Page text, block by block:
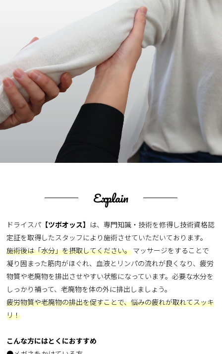
Explain
ドライスパ 【ツボオッス】 は、専門知識・技術を修得し技術資格認
定証を取得したスタッフにより施術させていただいております。
施術後は「水分」を摂取してください。 マッサージをすることで
凝り固まった筋肉がほぐれ、血液とリンパの流れが良くなり、疲労
物質や老廃物を排出させやすい状態になっています。必要な水分を
しっかり補って、老廃物を体の外に排出しましょう。
疲労物質や老廃物の排出を促すことで、悩みの疲れが取れてスッキ
リ！
こんな方にはとくにおすすめ